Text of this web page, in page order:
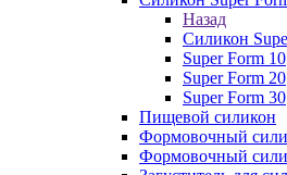
Назад
Силикон
Super Form 10
Super Form 20
Super Form 30
Пищевой силикон
Формовочный
Формовочный